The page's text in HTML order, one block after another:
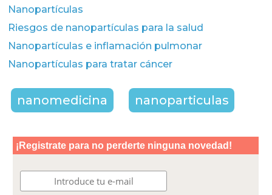
Nanopartículas
Riesgos de nanopartículas para la salud
Nanopartículas e inflamación pulmonar
Nanopartículas para tratar cáncer
nanomedicina nanoparticulas